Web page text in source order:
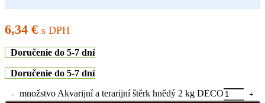
6,34 € s DPH
Doručenie do 5-7 dní
Doručenie do 5-7 dní
množstvo Akvarijní a terarijní štěrk hnědý 2 kg DECO